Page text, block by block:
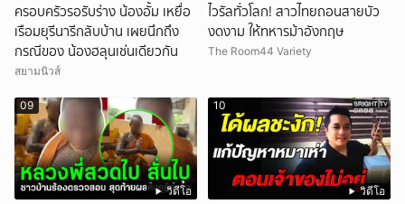
ครอบครัวรอรับร่าง น้องอั้ม เหยื่อ
เรือมยุรีนารีกลับบ้าน เผยนึกถึง
กรณีของ น้องฮลุนเช่นเดียวกัน
สยามนิวส์
ไวรัลทั่วโลก! สาวไทยถอนสายบัว
งดงาม ให้ทหารม้าอังกฤษ
The Room44 Variety
วิดีโอ
09
วิดีโอ
10